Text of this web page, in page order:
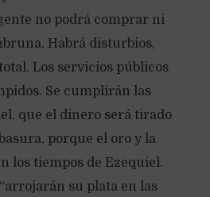
no podrá comprar ni
Habrá disturbios,
Los servicios públicos
Se cumplirán las
que el dinero será tirado
porque el oro y la
los tiempos de Ezequiel.
su plata en las